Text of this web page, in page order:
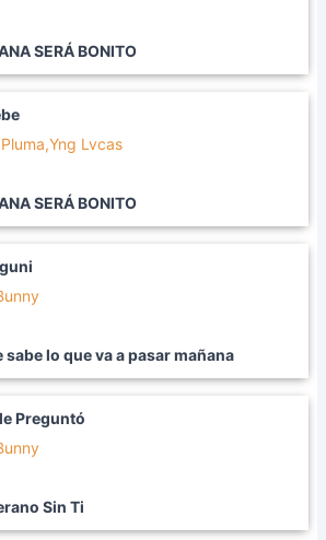
SERÁ BONITO
Lvcas
SERÁ BONITO
sabe lo que va a pasar mañana
Preguntó
Sin Ti